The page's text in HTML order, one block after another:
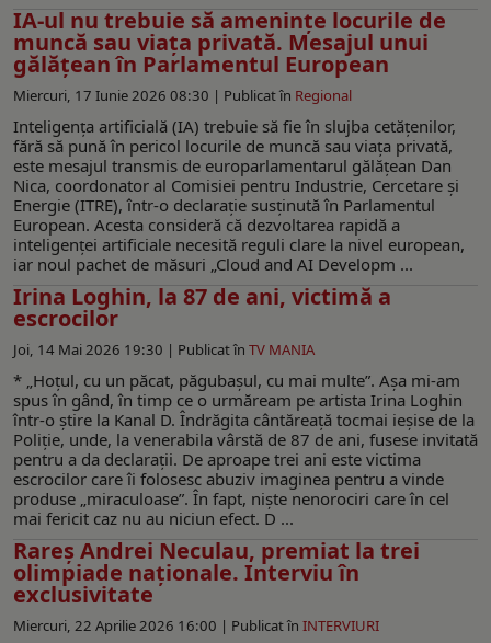
IA-ul nu trebuie să amenințe locurile de
muncă sau viața privată. Mesajul unui
gălățean în Parlamentul European
Miercuri, 17 Iunie 2026 08:30 | Publicat în Regional
Inteligența artificială (IA) trebuie să fie în slujba cetățenilor,
fără să pună în pericol locurile de muncă sau viața privată,
este mesajul transmis de europarlamentarul gălățean Dan
Nica, coordonator al Comisiei pentru Industrie, Cercetare și
Energie (ITRE), într-o declarație susținută în Parlamentul
European. Acesta consideră că dezvoltarea rapidă a
inteligenței artificiale necesită reguli clare la nivel european,
iar noul pachet de măsuri „Cloud and AI Developm ...
Irina Loghin, la 87 de ani, victimă a
escrocilor
Joi, 14 Mai 2026 19:30 | Publicat în TV MANIA
* „Hoțul, cu un păcat, păgubașul, cu mai multe”. Așa mi-am
spus în gând, în timp ce o urmăream pe artista Irina Loghin
într-o știre la Kanal D. Îndrăgita cântăreață tocmai ieșise de la
Poliție, unde, la venerabila vârstă de 87 de ani, fusese invitată
pentru a da declarații. De aproape trei ani este victima
escrocilor care îi folosesc abuziv imaginea pentru a vinde
produse „miraculoase”. În fapt, niște nenorociri care în cel
mai fericit caz nu au niciun efect. D ...
Rareș Andrei Neculau, premiat la trei
olimpiade naționale. Interviu în
exclusivitate
Miercuri, 22 Aprilie 2026 16:00 | Publicat în INTERVIURI